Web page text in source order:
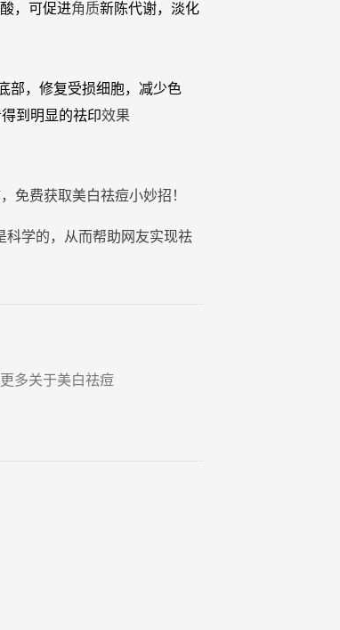
，可促进角质新陈代谢，淡化
部，修复受损细胞，减少色
到明显的祛印效果
免费获取美白祛痘小妙招 ！
科学的，从而帮助网友实现祛
多关于美白祛痘